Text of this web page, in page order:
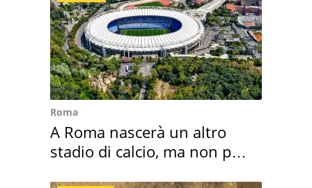
Roma
A Roma nascerà un altro
stadio di calcio, ma non per